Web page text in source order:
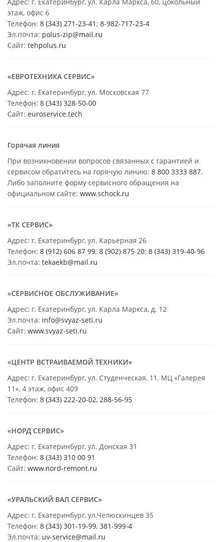
этаж, офис 6
Телефон: 8 (343) 271-23-41; 8-982-717-23-4
Эл.почта: polus-zip@mail.ru
Сайт: tehpolus.ru
«ЕВРОТЕХНИКА СЕРВИС»
Адрес: г. Екатеринбург, ул. Московская 77
Телефон: 8 (343) 328-50-00
Сайт: euroservice.tech
Горячая линия
При возникновении вопросов связанных с гарантией и
сервисом обратитесь на горячую линию: 8 800 3333 887.
Либо заполните форму сервисного обращения на
официальном сайте: www.schock.ru
«ТК СЕРВИС»
Адрес: г. Екатеринбург, ул. Карьерная 26
Телефон: 8 (912) 606 87 99; 8 (902) 875 20; 8 (343) 319-40-96
Эл.почта: tekaekb@mail.ru
«СЕРВИСНОЕ ОБСЛУЖИВАНИЕ»
Адрес: г. Екатеринбург, ул. Карла Маркса, д. 12
Эл.почта: info@svyaz-seti.ru
Сайт: www.svyaz-seti.ru
«ЦЕНТР ВСТРАИВАЕМОЙ ТЕХНИКИ»
Адрес: г. Екатеринбург, ул. Студенческая, 11, МЦ «Галерея
11», 4 этаж, офис 409
Телефон: 8 (343) 222-20-02, 288-56-95
«НОРД СЕРВИС»
Адрес: г. Екатеринбург, ул. Донская 31
Телефон: 8 (343) 310 00 91
Сайт: www.nord-remont.ru
«УРАЛЬСКИЙ ВАЛ СЕРВИС»
Адрес: г. Екатеринбург, ул.Челюскинцев 35
Телефон: 8 (343) 301-19-99, 381-999-4
Эл.почта: uv-service@mail.ru